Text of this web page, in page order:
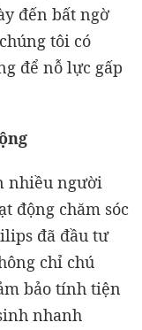
đến bất ngờ
tôi có
để nỗ lực gấp
nhiều người
động chăm sóc
đã đầu tư
chỉ chú
bảo tính tiện
nhanh